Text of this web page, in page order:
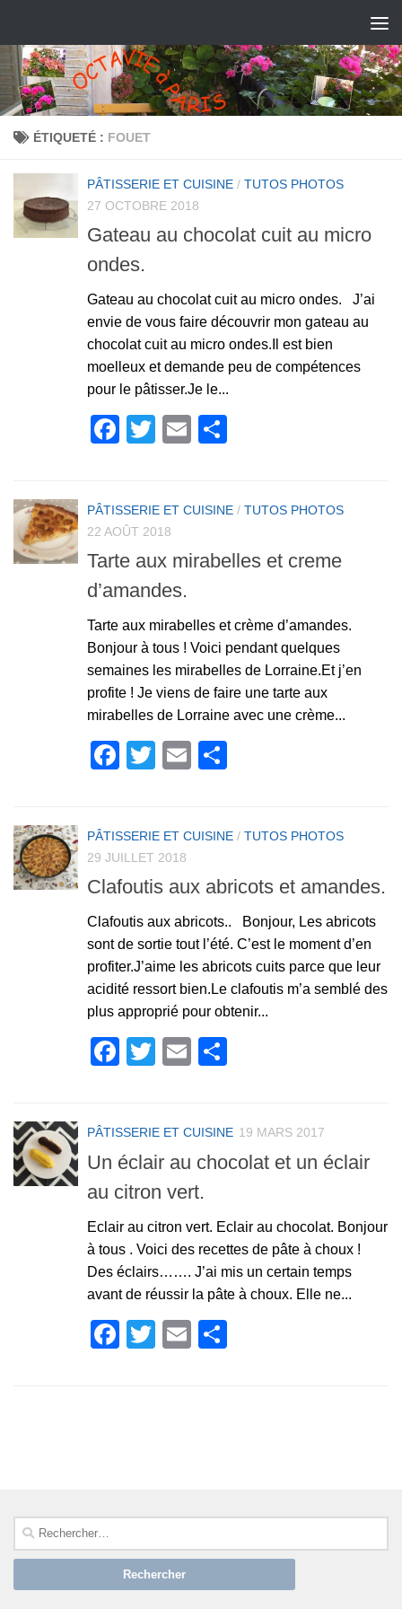
ÉTIQUETÉ : FOUET
PÂTISSERIE ET CUISINE / TUTOS PHOTOS
27 OCTOBRE 2018
Gateau au chocolat cuit au micro
ondes.
Gateau au chocolat cuit au micro ondes. J’ai
envie de vous faire découvrir mon gateau au
chocolat cuit au micro ondes.Il est bien
moelleux et demande peu de compétences
pour le pâtisser.Je le...
Facebook
TwitterEmail
PÂTISSERIE ET CUISINE / TUTOS PHOTOS
22 AOÛT 2018
Tarte aux mirabelles et creme
d’amandes.
Tarte aux mirabelles et crème d’amandes.
Bonjour à tous ! Voici pendant quelques
semaines les mirabelles de Lorraine.Et j’en
profite ! Je viens de faire une tarte aux
mirabelles de Lorraine avec une crème...
Facebook
TwitterEmail
PÂTISSERIE ET CUISINE / TUTOS PHOTOS
29 JUILLET 2018
Clafoutis aux abricots et amandes.
Clafoutis aux abricots.. Bonjour, Les abricots
sont de sortie tout l’été. C’est le moment d’en
profiter.J’aime les abricots cuits parce que leur
acidité ressort bien.Le clafoutis m’a semblé des
plus approprié pour obtenir...
Facebook
TwitterEmail
PÂTISSERIE ET CUISINE 19 MARS 2017
Un éclair au chocolat et un éclair
au citron vert.
Eclair au citron vert. Eclair au chocolat. Bonjour
à tous . Voici des recettes de pâte à choux !
Des éclairs……. J’ai mis un certain temps
avant de réussir la pâte à choux. Elle ne...
Facebook
Twitter
Email
Rechercher :